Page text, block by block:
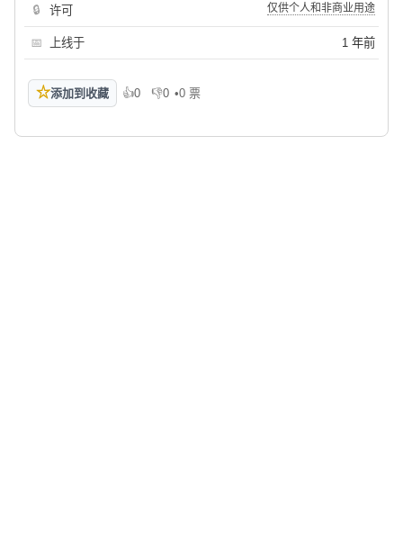
🔒 许可 仅供个人和非商业用途
📅 上线于 1 年前
☆添加到收藏 👍0
喜欢 👎0
不喜欢
•0 票